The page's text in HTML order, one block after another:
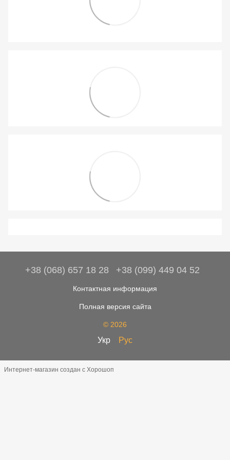
+38 (068) 657 18 28 +38 (099) 449 04 52
Контактная информация
Полная версия сайта
© 2026
Укр Рус
Интернет-магазин создан с Хорошоп